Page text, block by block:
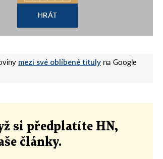
HRÁT
mezi své oblíbené tituly na Google
si předplatíte HN,
články.